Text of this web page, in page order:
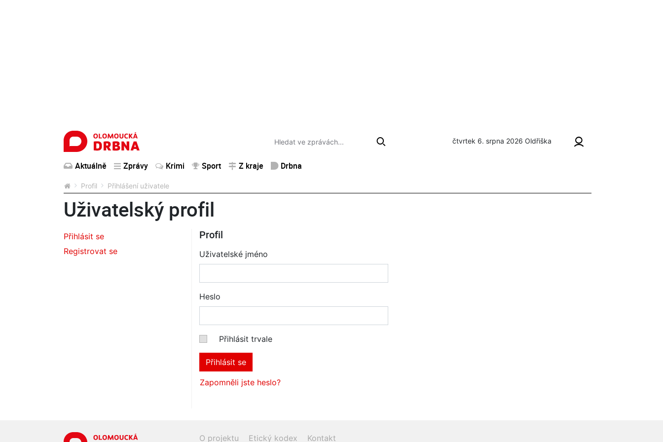
čtvrtek 6. srpna 2026 Oldřiška
Aktuálně Zprávy Krimi Sport Z kraje Drbna
Profil Přihlášení uživatele
Uživatelský profil
Přihlásit se
Registrovat se
Profil
Uživatelské jméno
Heslo
Přihlásit trvale
Přihlásit se
Zapomněli jste heslo?
O projektu Etický kodex Kontakt